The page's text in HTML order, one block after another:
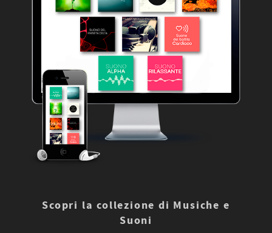
Scopri la collezione di Musiche e
Suoni